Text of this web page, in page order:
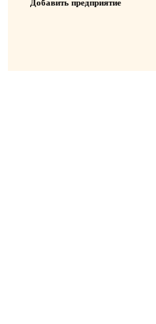
Добавить предприятие